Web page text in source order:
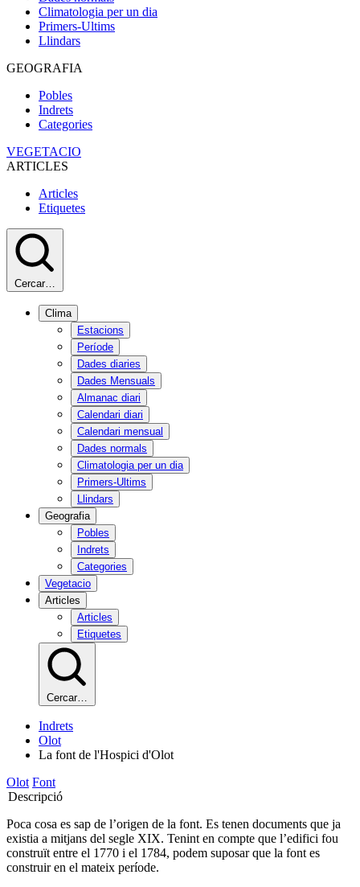
Climatologia per un dia
Primers-Ultims
Llindars
GEOGRAFIA
Pobles
Indrets
Categories
VEGETACIO
ARTICLES
Articles
Etiquetes
Cercar…
Clima
Estacions
Període
Dades diaries
Dades Mensuals
Almanac diari
Calendari diari
Calendari mensual
Dades normals
Climatologia per un dia
Primers-Ultims
Llindars
Geografia
Pobles
Indrets
Categories
Vegetacio
Articles
Articles
Etiquetes
Cercar…
Indrets
Olot
La font de l'Hospici d'Olot
Olot Font
Descripció
Poca cosa es sap de l’origen de la font. Es tenen documents que ja
existia a mitjans del segle XIX. Tenint en compte que l’edifici fou
construït entre el 1770 i el 1784, podem suposar que la font es
construir en el mateix període.